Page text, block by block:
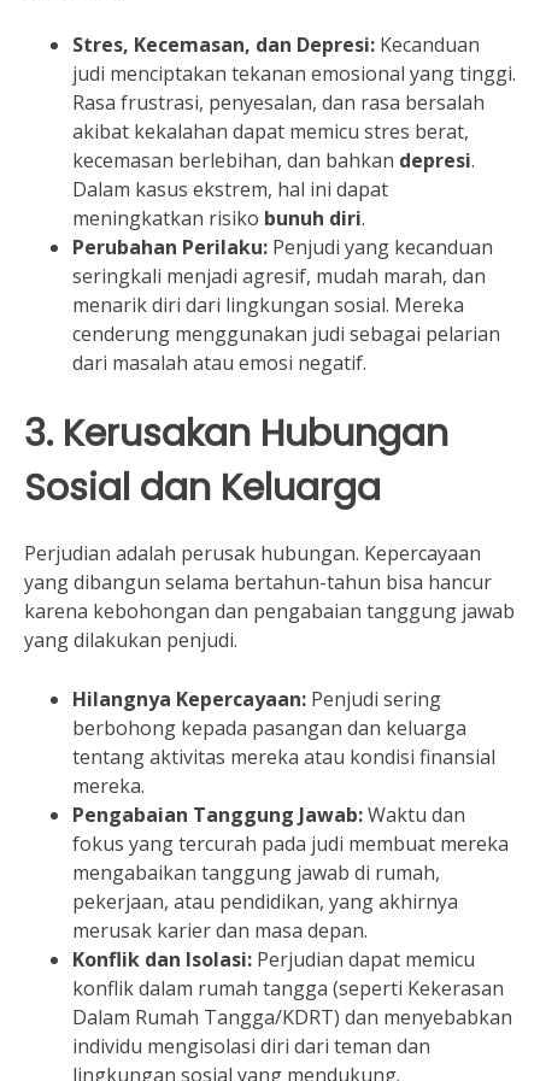
Stres, Kecemasan, dan Depresi: Kecanduan
judi menciptakan tekanan emosional yang tinggi.
Rasa frustrasi, penyesalan, dan rasa bersalah
akibat kekalahan dapat memicu stres berat,
kecemasan berlebihan, dan bahkan depresi.
Dalam kasus ekstrem, hal ini dapat
meningkatkan risiko bunuh diri.
Perubahan Perilaku: Penjudi yang kecanduan
seringkali menjadi agresif, mudah marah, dan
menarik diri dari lingkungan sosial. Mereka
cenderung menggunakan judi sebagai pelarian
dari masalah atau emosi negatif.
3. Kerusakan Hubungan
Sosial dan Keluarga
Perjudian adalah perusak hubungan. Kepercayaan
yang dibangun selama bertahun-tahun bisa hancur
karena kebohongan dan pengabaian tanggung jawab
yang dilakukan penjudi.
Hilangnya Kepercayaan: Penjudi sering
berbohong kepada pasangan dan keluarga
tentang aktivitas mereka atau kondisi finansial
mereka.
Pengabaian Tanggung Jawab:Waktu dan
fokus yang tercurah pada judi membuat mereka
mengabaikan tanggung jawab di rumah,
pekerjaan, atau pendidikan, yang akhirnya
merusak karier dan masa depan.
Konflik dan Isolasi: Perjudian dapat memicu
konflik dalam rumah tangga (seperti Kekerasan
Dalam Rumah Tangga/KDRT) dan menyebabkan
individu mengisolasi diri dari teman dan
lingkungan sosial yang mendukung.